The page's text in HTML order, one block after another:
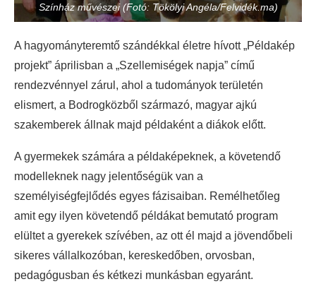
Színház művészei (Fotó: Tökölyi Angéla/Felvidék.ma)
A hagyományteremtő szándékkal életre hívott „Példakép
projekt” áprilisban a „Szellemiségek napja” című
rendezvénnyel zárul, ahol a tudományok területén
elismert, a Bodrogközből származó, magyar ajkú
szakemberek állnak majd példaként a diákok előtt.
A gyermekek számára a példaképeknek, a követendő
modelleknek nagy jelentőségük van a
személyiségfejlődés egyes fázisaiban. Remélhetőleg
amit egy ilyen követendő példákat bemutató program
elültet a gyerekek szívében, az ott él majd a jövendőbeli
sikeres vállalkozóban, kereskedőben, orvosban,
pedagógusban és kétkezi munkásban egyaránt.